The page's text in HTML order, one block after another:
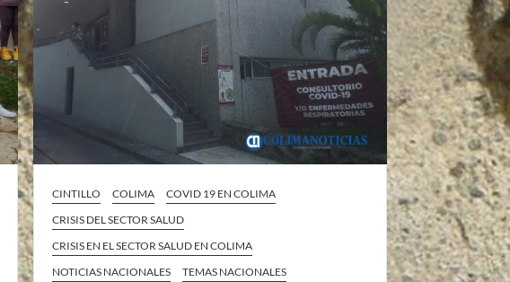
CINTILLO COLIMA
COVID 19 EN COLIMA
CRISIS DEL SECTOR SALUD
CRISIS EN EL SECTOR SALUD EN COLIMA
NOTICIAS NACIONALES
TEMAS NACIONALES